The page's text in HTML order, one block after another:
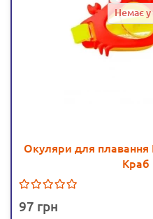
Немає у
Окуляри для плавання
Краб
97